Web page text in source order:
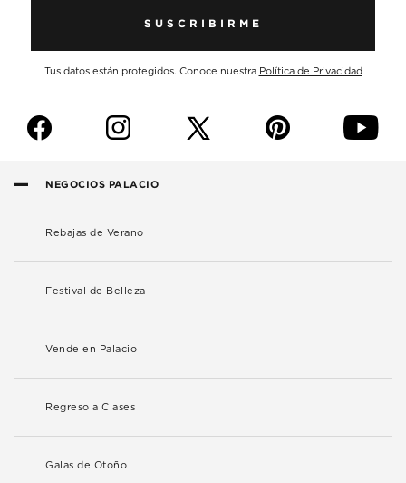
SUSCRIBIRME
Tus datos están protegidos. Conoce nuestra Política de Privacidad
f i p y
NEGOCIOS PALACIO
Rebajas de Verano
Festival de Belleza
Vende en Palacio
Regreso a Clases
Galas de Otoño